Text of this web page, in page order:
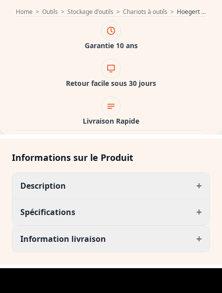
Home > Outils > Stockage d'outils > Chariots à outils > Hoegert Armoire à outils 214 pièces 1208962013
Garantie 10 ans
Retour facile sous 30 jours
Livraison Rapide
Informations sur le Produit
Description +
Spécifications +
Information livraison +